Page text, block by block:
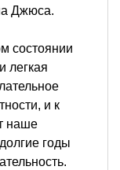
Джюса.
состоянии
легкая
и к
наше
годы